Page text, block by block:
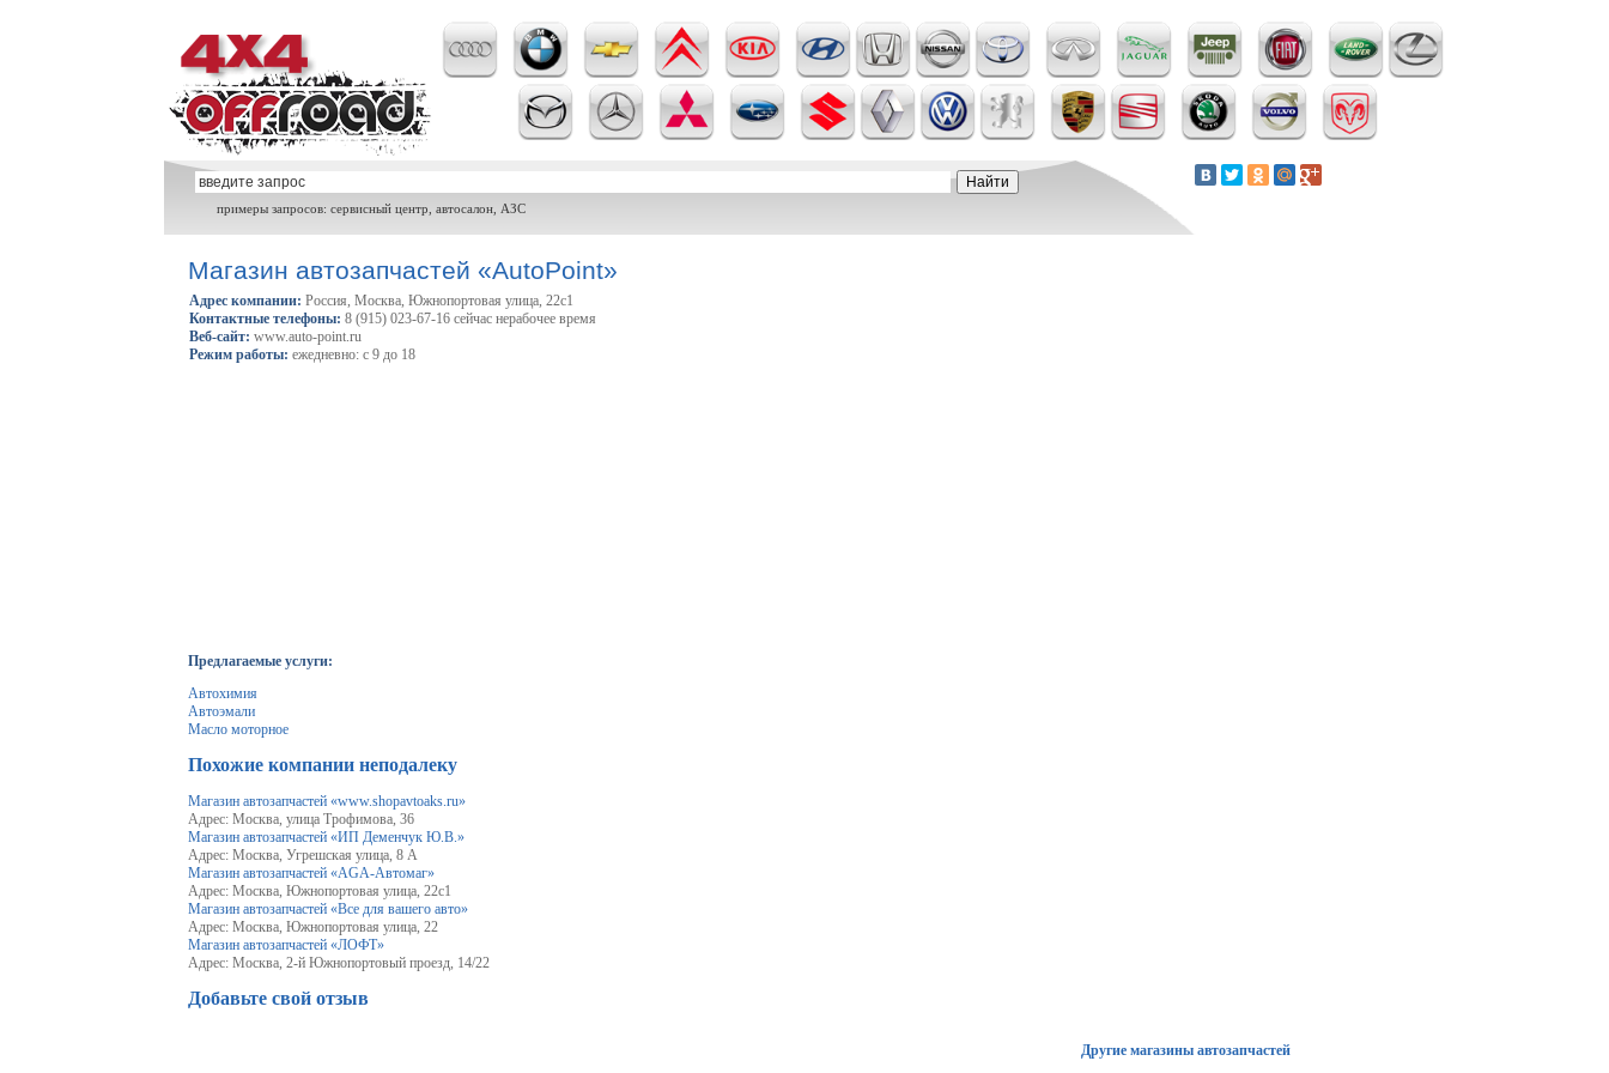
примеры запросов: сервисный центр, автосалон, АЗС
Магазин автозапчастей «AutoPoint»
Адрес компании: Россия, Москва, Южнопортовая улица, 22с1
Контактные телефоны: 8 (915) 023-67-16 сейчас нерабочее время
Веб-сайт: www.auto-point.ru
Режим работы: ежедневно: с 9 до 18
Предлагаемые услуги:
Автохимия
Автоэмали
Масло моторное
Похожие компании неподалеку
Магазин автозапчастей «www.shopavtoaks.ru»
Адрес: Москва, улица Трофимова, 36
Магазин автозапчастей «ИП Деменчук Ю.В.»
Адрес: Москва, Угрешская улица, 8 А
Магазин автозапчастей «AGA-Автомаг»
Адрес: Москва, Южнопортовая улица, 22с1
Магазин автозапчастей «Все для вашего авто»
Адрес: Москва, Южнопортовая улица, 22
Магазин автозапчастей «ЛОФТ»
Адрес: Москва, 2-й Южнопортовый проезд, 14/22
Добавьте свой отзыв
Другие магазины автозапчастей